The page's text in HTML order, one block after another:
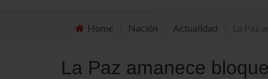
Home Nación Actualidad
La Paz amanece